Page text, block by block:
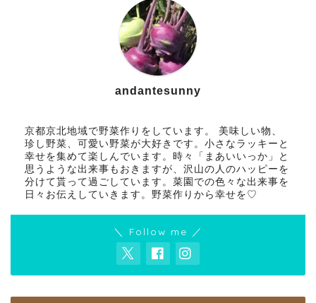
andantesunny
京都京北地域で野菜作りをしています。 美味しい物、
珍し野菜、可愛い野菜が大好きです。小さなラッキーと
幸せを集めて楽しんでいます。時々「まあいいっか」と
思うような出来事もおきますが、沢山の人のハッピーを
分けて貰って過ごしています。菜園での色々な出来事を
日々お伝えしていきます。野菜作りから幸せを♡
＼ Follow me ／